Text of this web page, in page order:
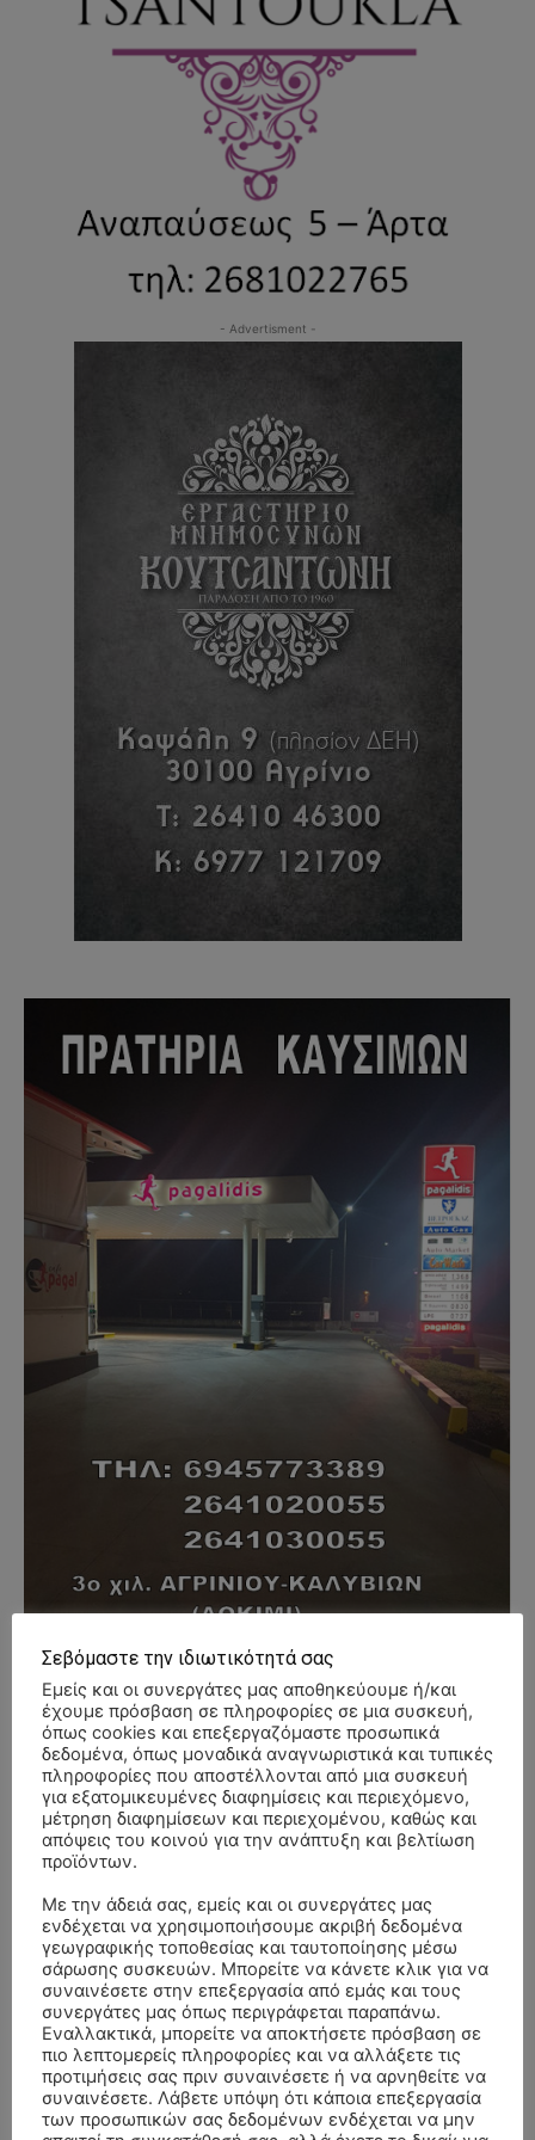
- Advertisment -
- Advertisment -
ΣΥΛΛΥΠΗΤΗΡΙΑ ΜΗΝΥΜΑΤΑ
Σεβόμαστε την ιδιωτικότητά σας
Εμείς και οι συνεργάτες μας αποθηκεύουμε ή/και
έχουμε πρόσβαση σε πληροφορίες σε μια συσκευή,
όπως cookies και επεξεργαζόμαστε προσωπικά
δεδομένα, όπως μοναδικά αναγνωριστικά και τυπικές
πληροφορίες που αποστέλλονται από μια συσκευή
για εξατομικευμένες διαφημίσεις και περιεχόμενο,
μέτρηση διαφημίσεων και περιεχομένου, καθώς και
απόψεις του κοινού για την ανάπτυξη και βελτίωση
προϊόντων.
Με την άδειά σας, εμείς και οι συνεργάτες μας
ενδέχεται να χρησιμοποιήσουμε ακριβή δεδομένα
γεωγραφικής τοποθεσίας και ταυτοποίησης μέσω
σάρωσης συσκευών. Μπορείτε να κάνετε κλικ για να
συναινέσετε στην επεξεργασία από εμάς και τους
συνεργάτες μας όπως περιγράφεται παραπάνω.
Εναλλακτικά, μπορείτε να αποκτήσετε πρόσβαση σε
πιο λεπτομερείς πληροφορίες και να αλλάξετε τις
προτιμήσεις σας πριν συναινέσετε ή να αρνηθείτε να
συναινέσετε. Λάβετε υπόψη ότι κάποια επεξεργασία
των προσωπικών σας δεδομένων ενδέχεται να μην